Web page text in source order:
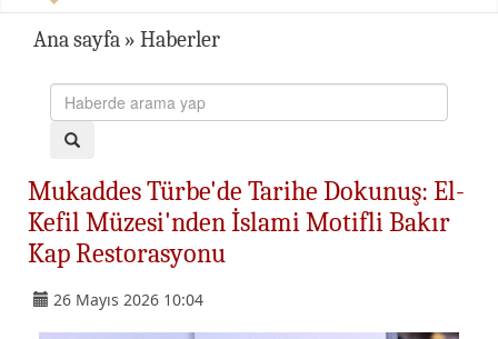
Ana sayfa » Haberler
Mukaddes Türbe'de Tarihe Dokunuş: El-
Kefil Müzesi'nden İslami Motifli Bakır
Kap Restorasyonu
26 Mayıs 2026 10:04